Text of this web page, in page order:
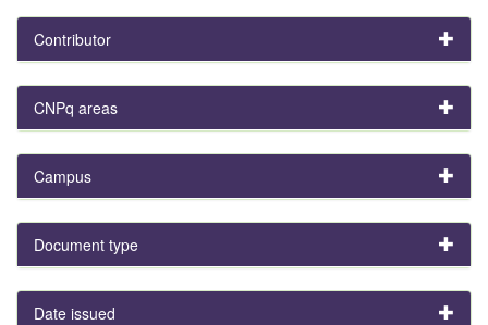
Contributor
CNPq areas
Campus
Document type
Date issued